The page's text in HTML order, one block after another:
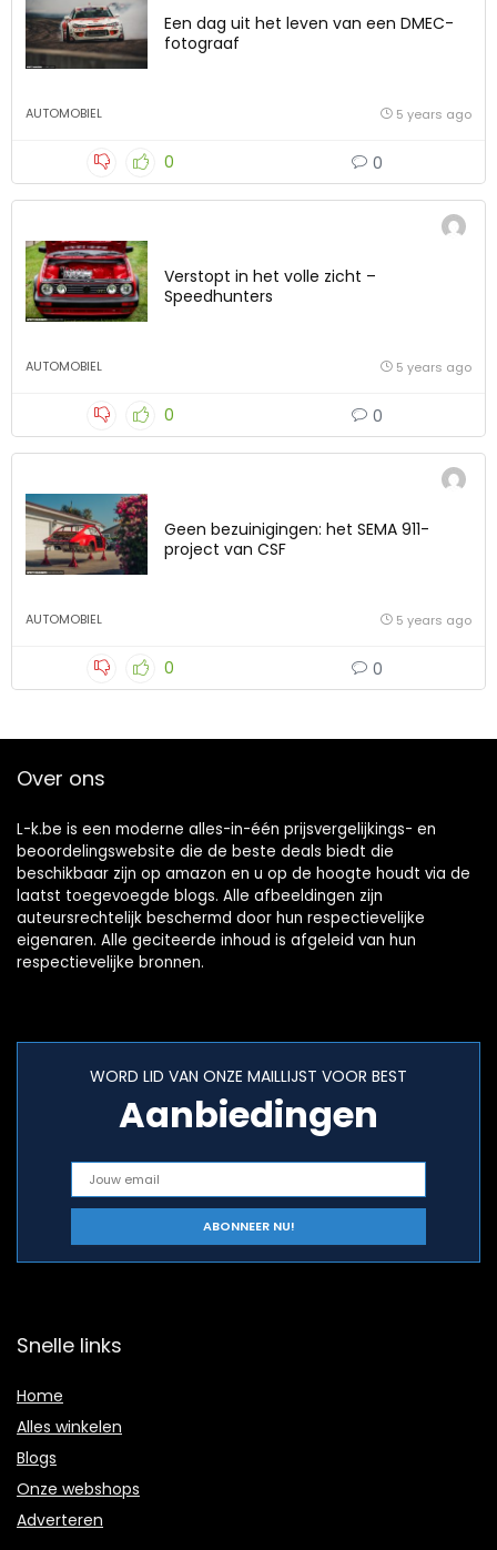
Een dag uit het leven van een DMEC-
fotograaf
AUTOMOBIEL 5 years ago
0 0
Verstopt in het volle zicht –
Speedhunters
AUTOMOBIEL 5 years ago
0 0
Geen bezuinigingen: het SEMA 911-
project van CSF
AUTOMOBIEL 5 years ago
0 0
Over ons
L-k.be is een moderne alles-in-één prijsvergelijkings- en
beoordelingswebsite die de beste deals biedt die
beschikbaar zijn op amazon en u op de hoogte houdt via de
laatst toegevoegde blogs. Alle afbeeldingen zijn
auteursrechtelijk beschermd door hun respectievelijke
eigenaren. Alle geciteerde inhoud is afgeleid van hun
respectievelijke bronnen.
WORD LID VAN ONZE MAILLIJST VOOR BEST
Aanbiedingen
Snelle links
Home
Alles winkelen
Blogs
Onze webshops
Adverteren